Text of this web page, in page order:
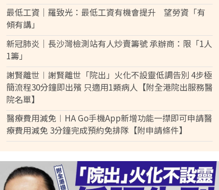
最低工資｜羅致光：最低工資有機會提升 望勞資「有
傾有講」
新冠肺炎｜長沙灣檢測站有人炒賣籌號 承辦商：限「1人
1籌」
謝賢離世︱謝賢離世「院出」火化不設靈低調告別 4步極
簡流程30分鐘即出殯 只適用1類病人【附全港院出服務醫
院名單】
醫療費用減免︱HA Go手機App新增功能一㩒即可申請醫
療費用減免 3分鐘完成預約免排隊【附申請條件】